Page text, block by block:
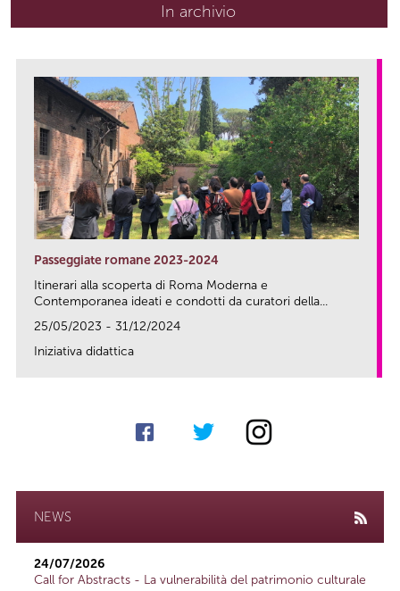
In archivio
Passeggiate romane 2023-2024
Itinerari alla scoperta di Roma Moderna e
Contemporanea ideati e condotti da curatori della...
25/05/2023 - 31/12/2024
Iniziativa didattica
NEWS
24/07/2026
Call for Abstracts - La vulnerabilità del patrimonio culturale